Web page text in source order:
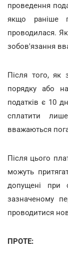
проведення
якщо раніше
проводилася.
зобов'язання
Після того, як
порядку або
податків є 10
сплатити
вважаються
Після цього
можуть
допущені при
зазначеному
проводитися
ПРОТЕ: